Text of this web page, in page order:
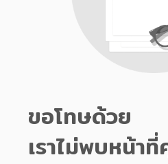
ขอโทษด้วย
เราไม่พบหน้า